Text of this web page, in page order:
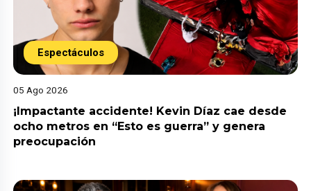
Espectáculos
05 Ago 2026
¡Impactante accidente! Kevin Díaz cae desde
ocho metros en “Esto es guerra” y genera
preocupación